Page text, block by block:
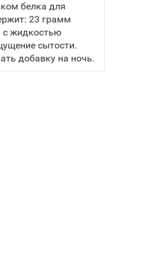
белка для
23 грамм
с жидкостью
сытости.
добавку на ночь.